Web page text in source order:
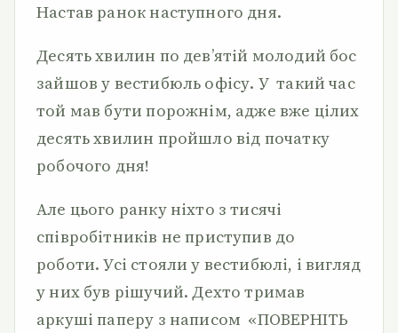
Настав ранок наступного дня.
Десять хвилин по дев’ятій молодий бос
зайшов у вестибюль офісу. У такий час
той мав бути порожнім, адже вже цілих
десять хвилин пройшло від початку
робочого дня!
Але цього ранку ніхто з тисячі
співробітників не приступив до
роботи. Усі стояли у вестибюлі, і вигляд
у них був рішучий. Дехто тримав
аркуші паперу з написом «ПОВЕРНІТЬ